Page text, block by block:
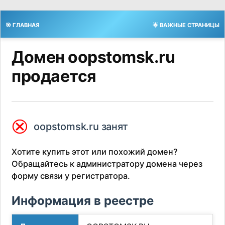
🎯 ГЛАВНАЯ 🌟 ВАЖНЫЕ СТРАНИЦЫ
Домен oopstomsk.ru
продается
⮿ oopstomsk.ru занят
Хотите купить этот или похожий домен?
Обращайтесь к администратору домена через
форму связи у регистратора.
Информация в реестре